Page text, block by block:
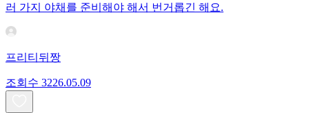
러 가지 야채를 준비해야 해서 번거롭긴 해요.
프리티뒤짱
조회수 3226.05.09